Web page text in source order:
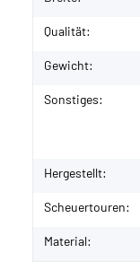
Qualität:
Gewicht:
Sonstiges:
Hergestellt:
Scheuertouren:
Material: